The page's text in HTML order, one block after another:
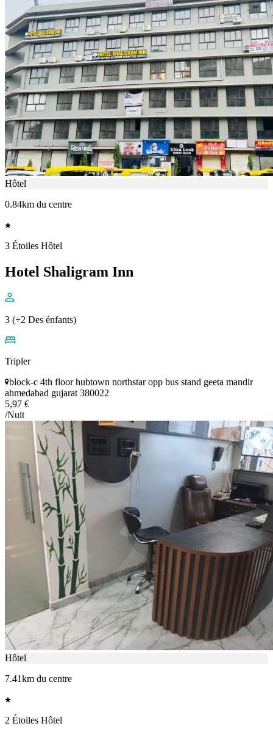
Hôtel
0.84km du centre
3 Étoiles Hôtel
Hotel Shaligram Inn
3 (+2 Des énfants)
Tripler
block-c 4th floor hubtown northstar opp bus stand geeta mandir
ahmedabad gujarat 380022
5,97 €
/Nuit
Hôtel
7.41km du centre
2 Étoiles Hôtel